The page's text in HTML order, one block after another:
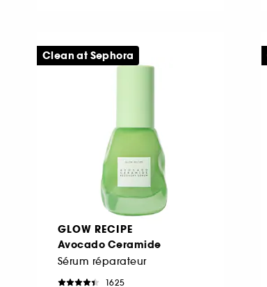
GLOW RECIPE
Avocado Ceramide
Sérum réparateur
1625
Clean at Sephora